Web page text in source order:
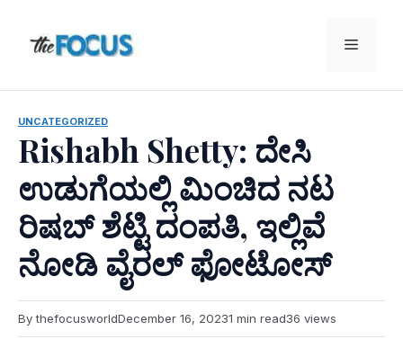
content
Menu
UNCATEGORIZED
Rishabh Shetty: ದೇಸಿ
ಉಡುಗೆಯಲ್ಲಿ ಮಿಂಚಿದ ನಟ
ರಿಷಬ್ ಶೆಟ್ಟಿ ದಂಪತಿ, ಇಲ್ಲಿವೆ
ನೋಡಿ ವೈರಲ್ ಫೋಟೋಸ್
By thefocusworldDecember 16, 20231 min read36 views